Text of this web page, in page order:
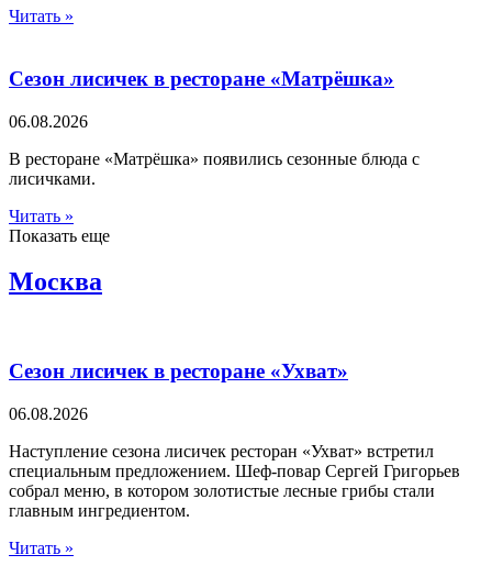
Читать »
Сезон лисичек в ресторане «Матрёшка»
06.08.2026
В ресторане «Матрёшка» появились сезонные блюда с
лисичками.
Читать »
Показать еще
Москва
Сезон лисичек в ресторане «Ухват»
06.08.2026
Наступление сезона лисичек ресторан «Ухват» встретил
специальным предложением. Шеф-повар Сергей Григорьев
собрал меню, в котором золотистые лесные грибы стали
главным ингредиентом.
Читать »